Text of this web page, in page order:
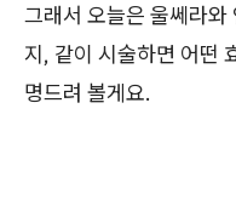
그래서 오늘은 울쎄라
지, 같이 시술하면 어떤
명드려 볼게요.